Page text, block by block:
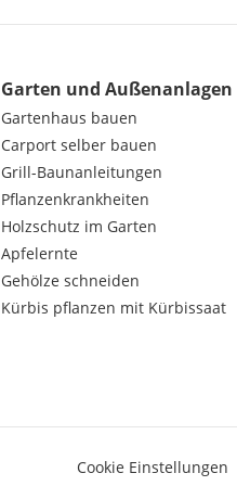
Garten und Außenanlagen
Gartenhaus bauen
Carport selber bauen
Grill-Baunanleitungen
Pflanzenkrankheiten
Holzschutz im Garten
Apfelernte
Gehölze schneiden
Kürbis pflanzen mit Kürbissaat
Cookie Einstellungen